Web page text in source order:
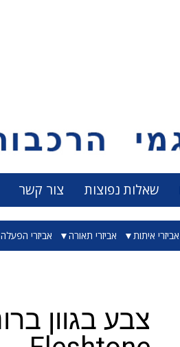
שאלות נפוצות צור קשר
אביזרי איתות אביזרי תאורה אביזרי הפעלה